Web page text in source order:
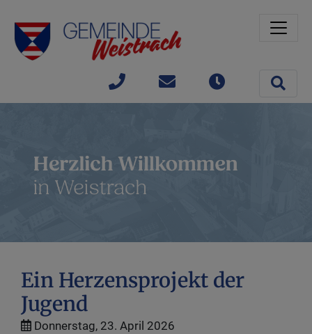
+43(0)
42363
Ein Herzensprojekt der
Jugend
Donnerstag, 23. April 2026